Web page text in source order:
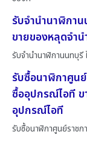
รับจำนำนาฬิกา
ขายของหลุดจำ
รับจำนำนาฬิกานนทบุรี
รับซื้อนาฬิกาศูน
ซื้ออุปกรณ์ไอที ข
อุปกรณ์ไอที
รับซื้อนาฬิกาศูนย์ราช